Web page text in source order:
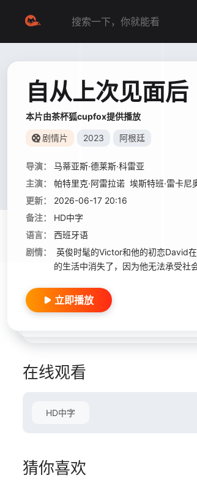
自从上次见面后
本片由茶杯狐cupfox提供播放
剧情片 2023 阿根廷
导演：
马蒂亚斯·德莱斯·科雷亚
主演：
帕特里克·阿雷拉诺 埃斯特班·雷卡尼
更新：
2026-06-17 20:16
备注：
HD中字
语言：
西班牙语
剧情：
英俊时髦的Victor和他的初恋David
的生活中消失了，因为他无法承受社
立即播放
在线观看
HD中字
猜你喜欢